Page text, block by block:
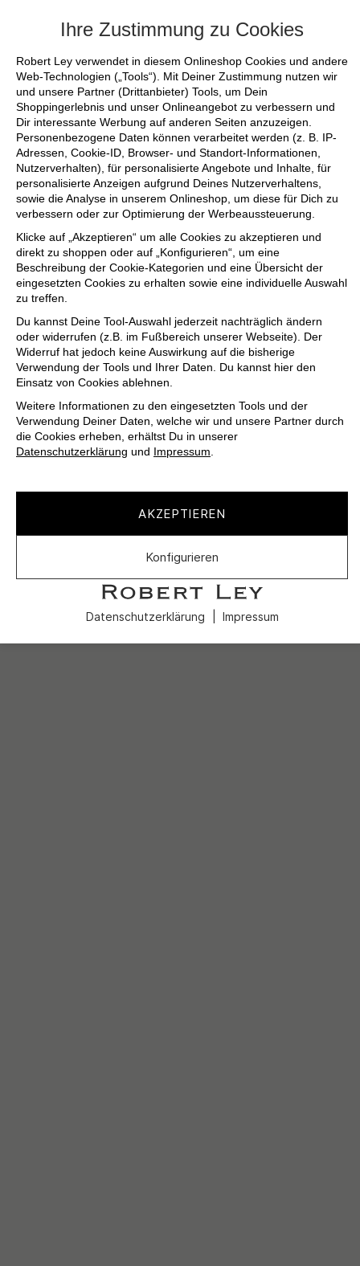
Ihre Zustimmung zu Cookies
Robert Ley verwendet in diesem Onlineshop Cookies und andere
Web-Technologien („Tools“). Mit Deiner Zustimmung nutzen wir
und unsere Partner (Drittanbieter) Tools, um Dein
Shoppingerlebnis und unser Onlineangebot zu verbessern und
Dir interessante Werbung auf anderen Seiten anzuzeigen.
Personenbezogene Daten können verarbeitet werden (z. B. IP-
Adressen, Cookie-ID, Browser- und Standort-Informationen,
Nutzerverhalten), für personalisierte Angebote und Inhalte, für
personalisierte Anzeigen aufgrund Deines Nutzerverhaltens,
sowie die Analyse in unserem Onlineshop, um diese für Dich zu
verbessern oder zur Optimierung der Werbeaussteuerung.
Klicke auf „Akzeptieren“ um alle Cookies zu akzeptieren und
direkt zu shoppen oder auf „Konfigurieren“, um eine
Beschreibung der Cookie-Kategorien und eine Übersicht der
eingesetzten Cookies zu erhalten sowie eine individuelle Auswahl
zu treffen.
Du kannst Deine Tool-Auswahl jederzeit nachträglich ändern
oder widerrufen (z.B. im Fußbereich unserer Webseite). Der
Widerruf hat jedoch keine Auswirkung auf die bisherige
Verwendung der Tools und Ihrer Daten. Du kannst hier den
Einsatz von Cookies ablehnen.
Weitere Informationen zu den eingesetzten Tools und der
Verwendung Deiner Daten, welche wir und unsere Partner durch
die Cookies erheben, erhältst Du in unserer
Datenschutzerklärung und Impressum.
AKZEPTIEREN
Konfigurieren
Datenschutzerklärung Impressum